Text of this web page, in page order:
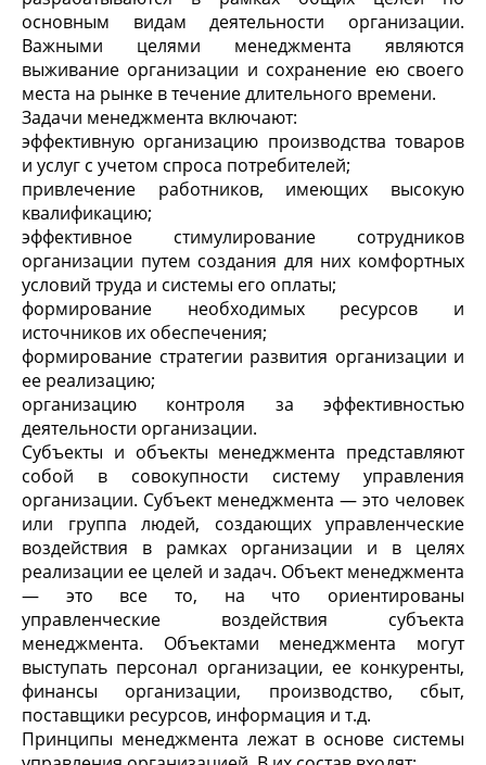
основным видам деятельности организации.
Важными целями менеджмента являются
выживание организации и сохранение ею своего
места на рынке в течение длительного времени.
Задачи менеджмента включают:
эффективную организацию производства товаров
и услуг с учетом спроса потребителей;
привлечение работников, имеющих высокую
квалификацию;
эффективное стимулирование сотрудников
организации путем создания для них комфортных
условий труда и системы его оплаты;
формирование необходимых ресурсов и
источников их обеспечения;
формирование стратегии развития организации и
ее реализацию;
организацию контроля за эффективностью
деятельности организации.
Субъекты и объекты менеджмента представляют
собой в совокупности систему управления
организации. Субъект менеджмента — это человек
или группа людей, создающих управленческие
воздействия в рамках организации и в целях
реализации ее целей и задач. Объект менеджмента
— это все то, на что ориентированы
управленческие воздействия субъекта
менеджмента. Объектами менеджмента могут
выступать персонал организации, ее конкуренты,
финансы организации, производство, сбыт,
поставщики ресурсов, информация и т.д.
Принципы менеджмента лежат в основе системы